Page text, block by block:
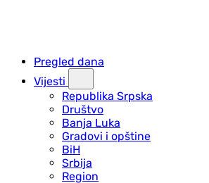
Pregled dana
Vijesti
Republika Srpska
Društvo
Banja Luka
Gradovi i opštine
BiH
Srbija
Region